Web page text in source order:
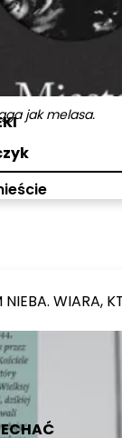
jak melasa.
WIARA,